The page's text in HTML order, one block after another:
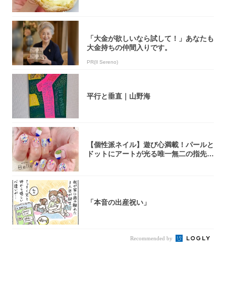
「大金が欲しいなら試して！」あなたも
大金持ちの仲間入りです。
PR(Il Sereno)
平行と垂直｜山野海
【個性派ネイル】遊び心満載！パールと
ドットにアートが光る唯一無二の指先が
「本音の出産祝い」
Recommended by